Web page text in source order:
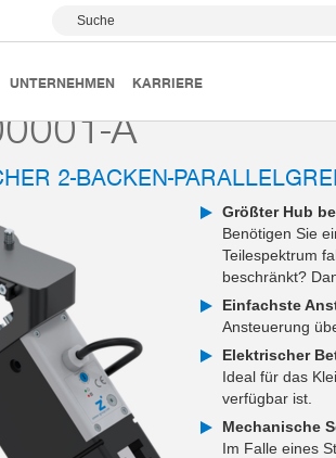
Suche
UNTERNEHMEN KARRIERE
Roboterunabhängig RSB-00-33-
A
2-BACKEN-
Größter Hub
Benötigen Sie
Teilespektrum
beschränkt?
Einfachste
Ansteuerung
Elektrischer
Ideal für das
verfügbar ist.
Mechanische
Im Falle eines